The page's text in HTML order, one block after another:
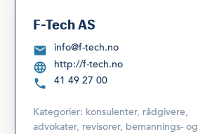
F-Tech AS
info@f-tech.no
http://f-tech.no
41 49 27 00
Kategorier: konsulenter, rådgivere,
advokater, revisorer, bemannings- og